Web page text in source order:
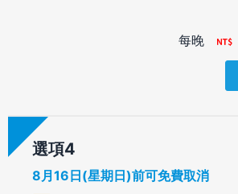
每晚
選項
8月16日(星期日)前可免費取消